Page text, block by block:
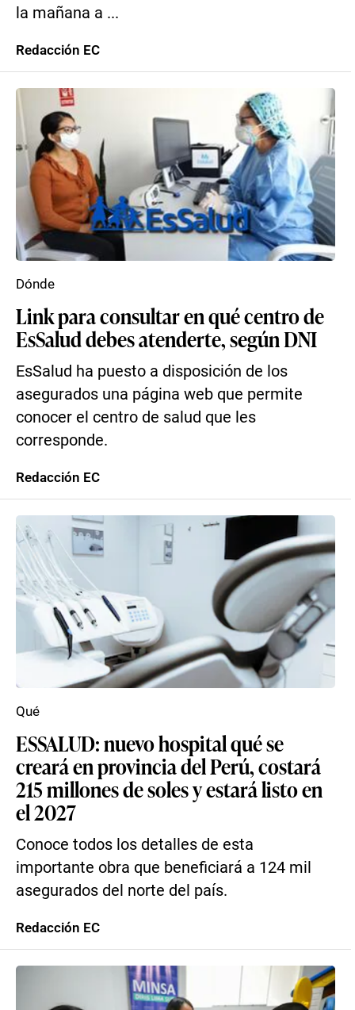
la mañana a ...
Redacción EC
Link para consultar en qué centro de
EsSalud debes atenderte, según DNI
EsSalud ha puesto a disposición de los
asegurados una página web que permite
conocer el centro de salud que les
corresponde.
Dónde
Redacción EC
ESSALUD: nuevo hospital qué se
creará en provincia del Perú, costará
215 millones de soles y estará listo en
el 2027
Conoce todos los detalles de esta
importante obra que beneficiará a 124 mil
asegurados del norte del país.
Qué
Redacción EC